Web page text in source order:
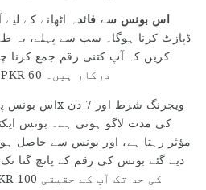
اس بونس سے فائدہ
اٹھانے کے
کریں کہ آپ کتنی رقم جمع کرنا
حاصل کرنے کے لیے کم از کم PKR 60 درکار ہیں۔
مؤثر رہتا ہے، اور بونس سے حاصل
دیے گئے بونس کی رقم کے پانچ